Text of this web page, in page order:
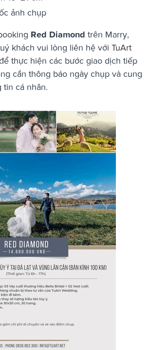
ảnh chụp
Red Diamond trên Marry,
khách vui lòng liên hệ với TuArt
thực hiện các bước giao dịch tiếp
cần thông báo ngày chụp và cung
tin cá nhân.